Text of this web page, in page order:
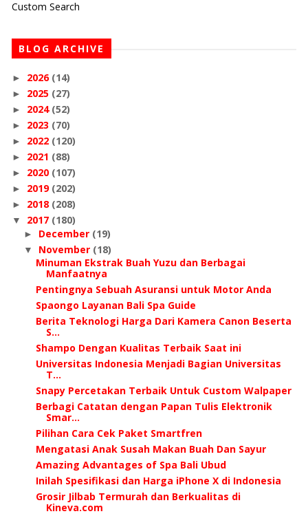
Custom Search
BLOG ARCHIVE
► 2026 (14)
► 2025 (27)
► 2024 (52)
► 2023 (70)
► 2022 (120)
► 2021 (88)
► 2020 (107)
► 2019 (202)
► 2018 (208)
▼ 2017 (180)
► December (19)
▼ November (18)
Minuman Ekstrak Buah Yuzu dan Berbagai
Manfaatnya
Pentingnya Sebuah Asuransi untuk Motor Anda
Spaongo Layanan Bali Spa Guide
Berita Teknologi Harga Dari Kamera Canon Beserta
S...
Shampo Dengan Kualitas Terbaik Saat ini
Universitas Indonesia Menjadi Bagian Universitas
T...
Snapy Percetakan Terbaik Untuk Custom Walpaper
Berbagi Catatan dengan Papan Tulis Elektronik
Smar...
Pilihan Cara Cek Paket Smartfren
Mengatasi Anak Susah Makan Buah Dan Sayur
Amazing Advantages of Spa Bali Ubud
Inilah Spesifikasi dan Harga iPhone X di Indonesia
Grosir Jilbab Termurah dan Berkualitas di
Kineva.com